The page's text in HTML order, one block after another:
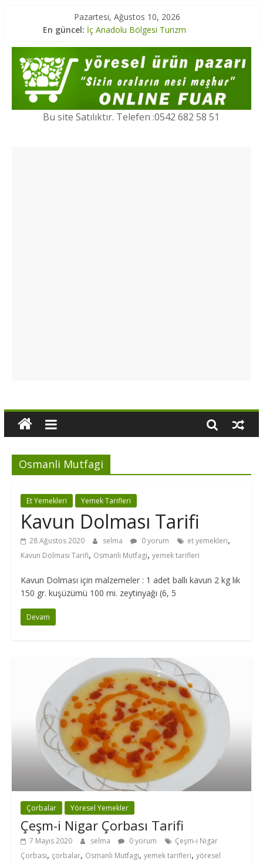
Pazartesi, Ağustos 10, 2026
En güncel: İç Anadolu Bölgesi Turizm
Ege Bölgesi Yöresel Ürünler
Marmara Bölgesi Turizm
Karadeniz Bölgesi Turizm
Bu site Satılıktır. Telefen :0542 682 58 51
Osmanli Mutfagi
Et Yemekleri Yemek Tarifleri
Kavun Dolması Tarifi
28 Ağustos 2020 selma 0 yorum et yemekleri,
Kavun Dolması Tarifi, Osmanli Mutfagi, yemek tarifleri
Kavun Dolması için malzemeler : 1 adet ballı kavun 2 kg lık
150 gr. kuşüzümü 100 mi. zeytinyağı (6, 5
Devam
Çorbalar Yöresel Yemekler
Çeşm-i Nigar Çorbası Tarifi
7 Mayıs 2020 selma 0 yorum
Çeşm-i Nigar
Çorbası, çorbalar, Osmanli Mutfagi, yemek tarifleri, yöresel